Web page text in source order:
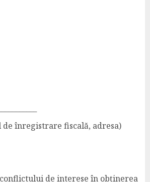
înregistrare fiscală, adresa)
de interese în obținerea